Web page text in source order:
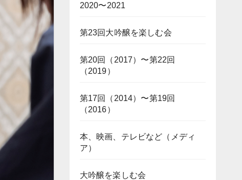
2020〜2021
第23回大吟醸を楽しむ会
第20回（2017）〜第22回
（2019）
第17回（2014）〜第19回
（2016）
本、映画、テレビなど（メディ
ア）
大吟醸を楽しむ会